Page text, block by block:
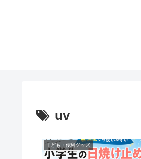
uv
子ども・便利グッズ